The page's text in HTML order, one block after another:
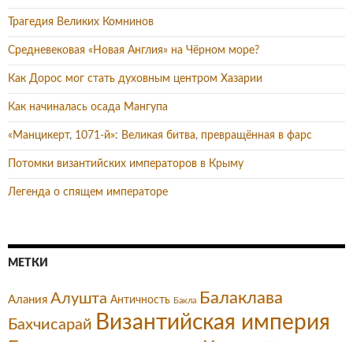
Трагедия Великих Комнинов
Средневековая «Новая Англия» на Чёрном море?
Как Дорос мог стать духовным центром Хазарии
Как начиналась осада Мангупа
«Манцикерт, 1071-й»: Великая битва, превращённая в фарс
Потомки византийских императоров в Крыму
Легенда о спящем императоре
МЕТКИ
Алания Алушта Античность Бакла Балаклава
Бахчисарай Византийская империя